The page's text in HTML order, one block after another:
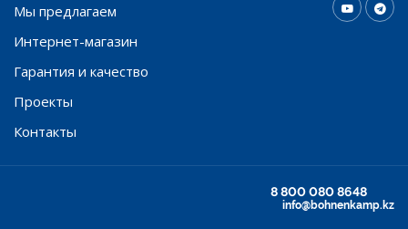
Мы предлагаем
Интернет-магазин
Гарантия и качество
Проекты
Контакты
8 800 080 8648
info@bohnenkamp.kz